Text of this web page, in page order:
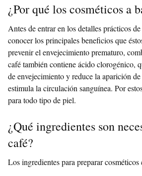
¿Por qué los cosméticos a
Antes de entrar en los detalles prácticos
conocer los principales beneficios que
prevenir el envejecimiento prematuro,
café también contiene ácido clorogénico,
de envejecimiento y reduce la aparición
estimula la circulación sanguínea. Por
para todo tipo de piel.
¿Qué ingredientes son
café?
Los ingredientes para preparar